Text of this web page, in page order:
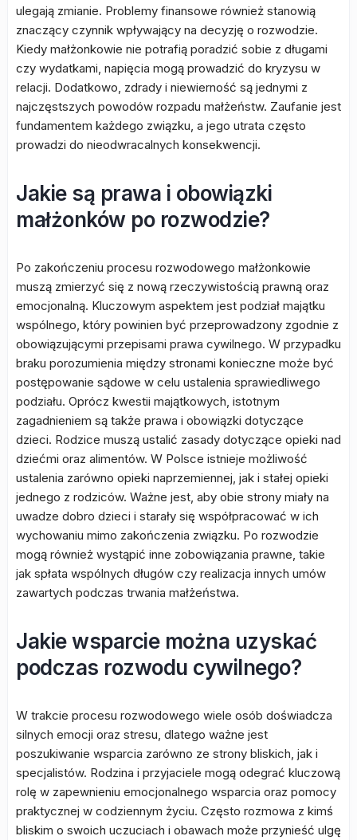
ulegają zmianie. Problemy finansowe również stanowią
znaczący czynnik wpływający na decyzję o rozwodzie.
Kiedy małżonkowie nie potrafią poradzić sobie z długami
czy wydatkami, napięcia mogą prowadzić do kryzysu w
relacji. Dodatkowo, zdrady i niewierność są jednymi z
najczęstszych powodów rozpadu małżeństw. Zaufanie jest
fundamentem każdego związku, a jego utrata często
prowadzi do nieodwracalnych konsekwencji.
Jakie są prawa i obowiązki
małżonków po rozwodzie?
Po zakończeniu procesu rozwodowego małżonkowie
muszą zmierzyć się z nową rzeczywistością prawną oraz
emocjonalną. Kluczowym aspektem jest podział majątku
wspólnego, który powinien być przeprowadzony zgodnie z
obowiązującymi przepisami prawa cywilnego. W przypadku
braku porozumienia między stronami konieczne może być
postępowanie sądowe w celu ustalenia sprawiedliwego
podziału. Oprócz kwestii majątkowych, istotnym
zagadnieniem są także prawa i obowiązki dotyczące
dzieci. Rodzice muszą ustalić zasady dotyczące opieki nad
dziećmi oraz alimentów. W Polsce istnieje możliwość
ustalenia zarówno opieki naprzemiennej, jak i stałej opieki
jednego z rodziców. Ważne jest, aby obie strony miały na
uwadze dobro dzieci i starały się współpracować w ich
wychowaniu mimo zakończenia związku. Po rozwodzie
mogą również wystąpić inne zobowiązania prawne, takie
jak spłata wspólnych długów czy realizacja innych umów
zawartych podczas trwania małżeństwa.
Jakie wsparcie można uzyskać
podczas rozwodu cywilnego?
W trakcie procesu rozwodowego wiele osób doświadcza
silnych emocji oraz stresu, dlatego ważne jest
poszukiwanie wsparcia zarówno ze strony bliskich, jak i
specjalistów. Rodzina i przyjaciele mogą odegrać kluczową
rolę w zapewnieniu emocjonalnego wsparcia oraz pomocy
praktycznej w codziennym życiu. Często rozmowa z kimś
bliskim o swoich uczuciach i obawach może przynieść ulgę